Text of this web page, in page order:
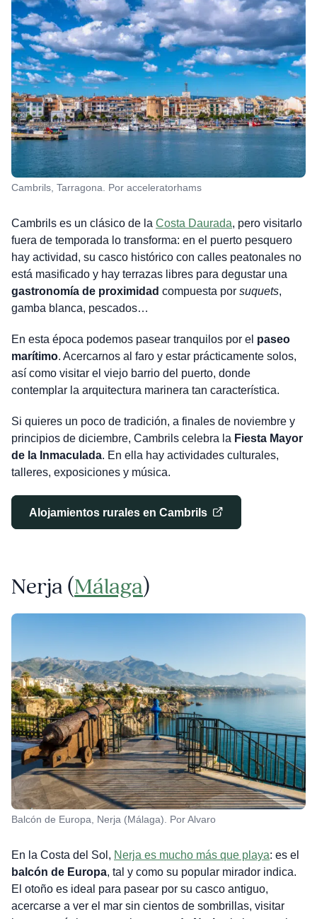
Cambrils, Tarragona. Por acceleratorhams
Cambrils es un clásico de la Costa Daurada, pero visitarlo
fuera de temporada lo transforma: en el puerto pesquero
hay actividad, su casco histórico con calles peatonales no
está masificado y hay terrazas libres para degustar una
gastronomía de proximidad compuesta por suquets,
gamba blanca, pescados…
En esta época podemos pasear tranquilos por el paseo
marítimo. Acercarnos al faro y estar prácticamente solos,
así como visitar el viejo barrio del puerto, donde
contemplar la arquitectura marinera tan característica.
Si quieres un poco de tradición, a finales de noviembre y
principios de diciembre, Cambrils celebra la Fiesta Mayor
de la Inmaculada. En ella hay actividades culturales,
talleres, exposiciones y música.
Alojamientos rurales en Cambrils
Nerja (Málaga)
Balcón de Europa, Nerja (Málaga). Por Alvaro
En la Costa del Sol, Nerja es mucho más que playa: es el
balcón de Europa, tal y como su popular mirador indica.
El otoño es ideal para pasear por su casco antiguo,
acercarse a ver el mar sin cientos de sombrillas, visitar